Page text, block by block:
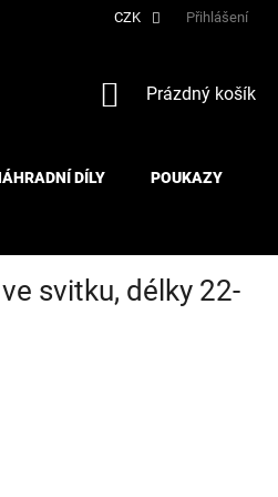
CZK Přihlášení
NÁKUPNÍ
Prázdný košík
DÍLY POUKAZY
svitku, délky 22-